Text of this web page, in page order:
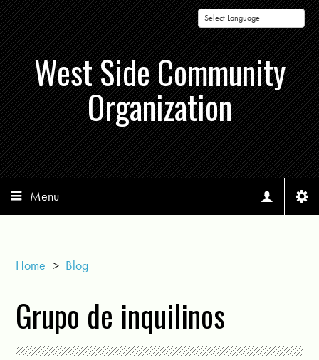
Powered by
West Side Community
Organization
Menu
Home > Blog
Grupo de inquilinos